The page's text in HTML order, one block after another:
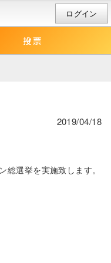
ログイン
2019/04/18
選挙を実施致します。